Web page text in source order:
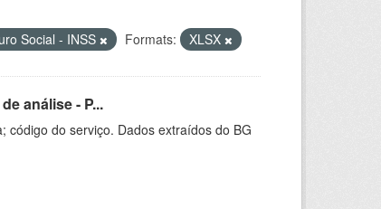
Social - INSS Formats: XLSX
análise - P...
do serviço. Dados extraídos do BG